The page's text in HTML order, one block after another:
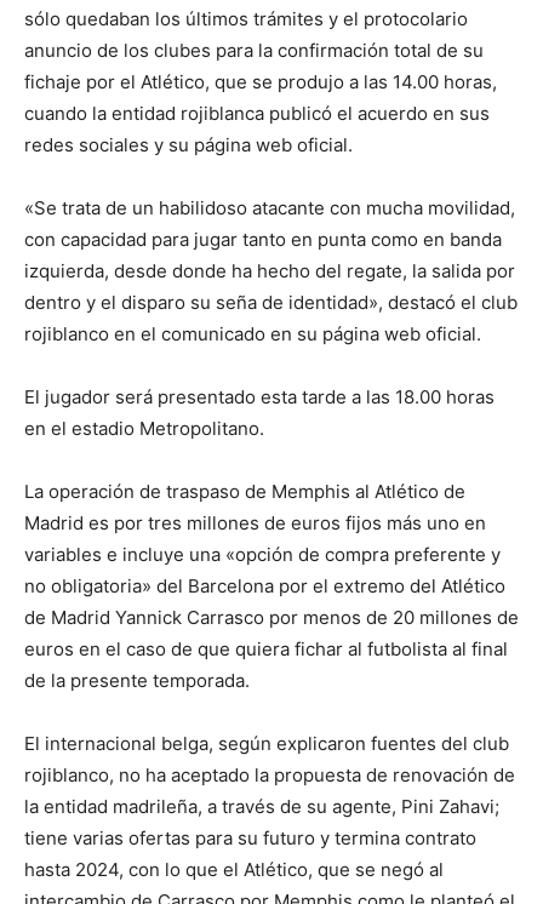
sólo quedaban los últimos trámites y el protocolario
anuncio de los clubes para la confirmación total de su
fichaje por el Atlético, que se produjo a las 14.00 horas,
cuando la entidad rojiblanca publicó el acuerdo en sus
redes sociales y su página web oficial.
«Se trata de un habilidoso atacante con mucha movilidad,
con capacidad para jugar tanto en punta como en banda
izquierda, desde donde ha hecho del regate, la salida por
dentro y el disparo su seña de identidad», destacó el club
rojiblanco en el comunicado en su página web oficial.
El jugador será presentado esta tarde a las 18.00 horas
en el estadio Metropolitano.
La operación de traspaso de Memphis al Atlético de
Madrid es por tres millones de euros fijos más uno en
variables e incluye una «opción de compra preferente y
no obligatoria» del Barcelona por el extremo del Atlético
de Madrid Yannick Carrasco por menos de 20 millones de
euros en el caso de que quiera fichar al futbolista al final
de la presente temporada.
El internacional belga, según explicaron fuentes del club
rojiblanco, no ha aceptado la propuesta de renovación de
la entidad madrileña, a través de su agente, Pini Zahavi;
tiene varias ofertas para su futuro y termina contrato
hasta 2024, con lo que el Atlético, que se negó al